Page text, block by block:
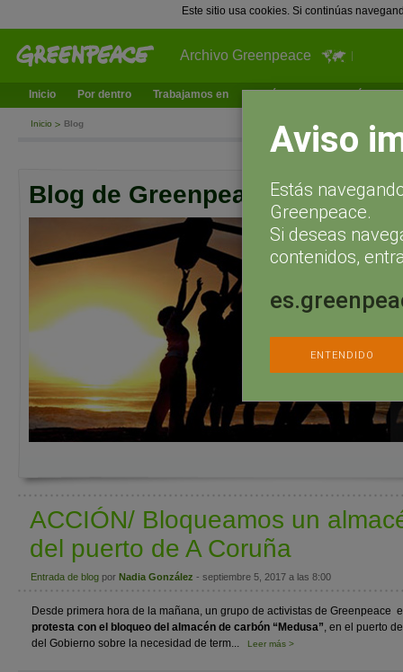
Este sitio usa cookies. Si continúas
Archivo Greenpeace
Inicio Por dentro Trabajamos en ¿Qué puedes hacer tú?
Inicio Blog
Blog de Greenpeace España
ACCIÓN/ Bloqueamos un
del puerto de A Coruña
Entrada de blog por Nadia González - septiembre 5, 2017 a las 8:00
Desde primera hora de la mañana, un grupo de activistas de Greenpeace
protesta con el bloqueo del almacén de carbón “Medusa”, en el puerto
del Gobierno sobre la necesidad de term...
Leer más >
Aviso
Estás
Greenpeace.
Si deseas
contenidos,
ENTENDIDO